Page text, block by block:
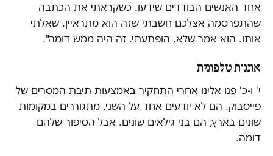
אחד האנשים הבודדים שידעו. כשקראתי את הכתבה
שהתפרסמה אצלכם חשבתי שזה הוא מתראיין. שאלתי
אותו. הוא אמר שלא. הופתעתי. זה היה ממש דומה".
אוננות טלפונית
י' ו-כ' פנו אלינו אחרי התחקיר באמצעות תיבת המסרים של
פייסבוק. הם לא יודעים אחד על השני, מתגוררים במקומות
שונים בארץ, הם בני גילאים שונים. אבל הסיפור שלהם
דומה.